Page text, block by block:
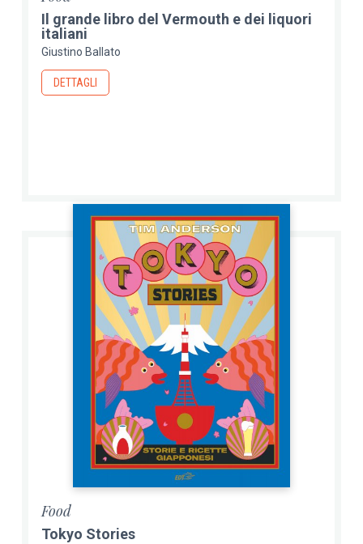
Il grande libro del Vermouth e dei liquori
italiani
Giustino Ballato
DETTAGLI
Food
Tokyo Stories